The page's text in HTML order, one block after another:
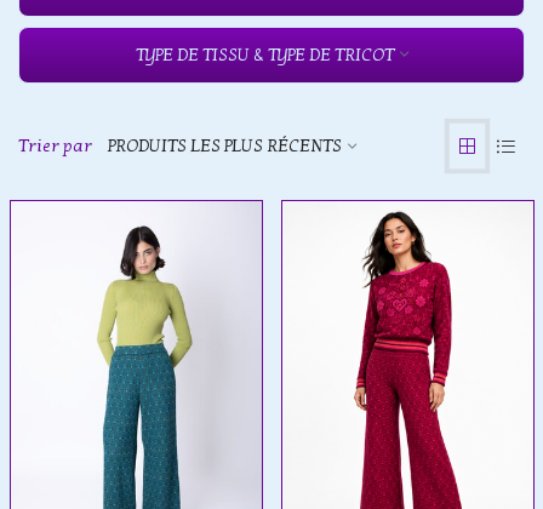
TYPE DE TISSU & TYPE DE TRICOT
Trier par PRODUITS LES PLUS RÉCENTS